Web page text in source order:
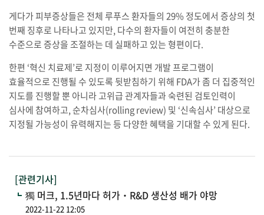
게다가 피부증상들은 전체 루푸스 환자들의 29% 정도에서 증상의 첫
번째 징후로 나타나고 있지만, 다수의 환자들이 여전히 충분한
수준으로 증상을 조절하는 데 실패하고 있는 형편이다.
한편 ‘혁신 치료제’로 지정이 이루어지면 개발 프로그램이
효율적으로 진행될 수 있도록 뒷받침하기 위해 FDA가 좀 더 집중적인
지도를 진행할 뿐 아니라 고위급 관계자들과 숙련된 검토인력이
심사에 참여하고, 순차심사(rolling review) 및 ‘신속심사’ 대상으로
지정될 가능성이 유력해지는 등 다양한 혜택을 기대할 수 있게 된다.
[관련기사]
獨 머크, 1.5년마다 허가‧R&D 생산성 배가 야망
2022-11-22 12:05